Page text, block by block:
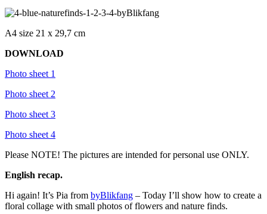
A4 size 21 x 29,7 cm
DOWNLOAD
Photo sheet 1
Photo sheet 2
Photo sheet 3
Photo sheet 4
Please NOTE! The pictures are intended for personal use ONLY.
English recap.
Hi again! It’s Pia from byBlikfang – Today I’ll show how to create a
floral collage with small photos of flowers and nature finds.